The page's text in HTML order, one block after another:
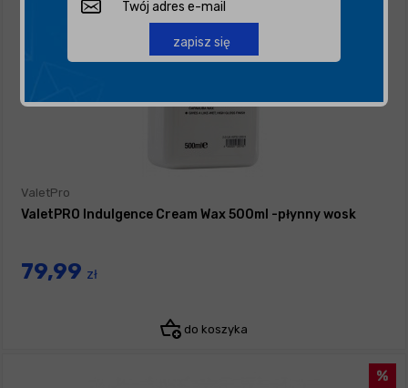
ValetPro
ValetPRO Indulgence Cream Wax 500ml -płynny wosk
79,99 zł
do koszyka
zapisz się